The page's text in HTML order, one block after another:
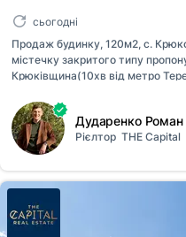
сьогодні
Продаж будинку, 120м2, с.
містечку закритого типу
Крюківщина(10хв від метро
ремонтом, меблями та
вітальня з другим світлом -
спальня с санвузлом та
побудований з: Фундамент
Газоблок 300 мм, утеплений
баранцем, Дах - бітумна
гідробарєр, паробарєр, підшива
Енергозберігаючі вікна з
Дударенко Роман
Рієлтор THE Capital